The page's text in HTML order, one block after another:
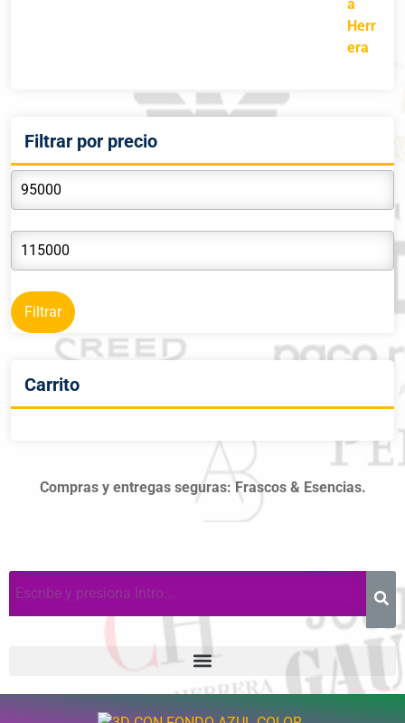
Filtrar por precio
Filtrar
Carrito
Compras y entregas seguras: Frascos & Esencias.